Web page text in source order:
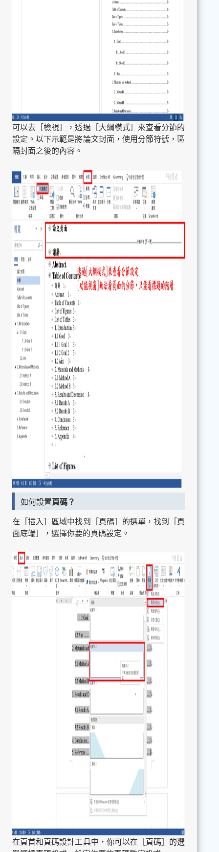
可以去［檢視］，透過［大綱模式］來查看分節的
設定。以下示範是將論文封面，使用分節符號，區
隔封面之後的內容。
如何設置頁碼？
在［插入］區域中找到［頁碼］的選單，找到［頁
面底端］，選擇你要的頁碼設定。
在頁首和頁碼設計工具中，你可以在［頁碼］的選